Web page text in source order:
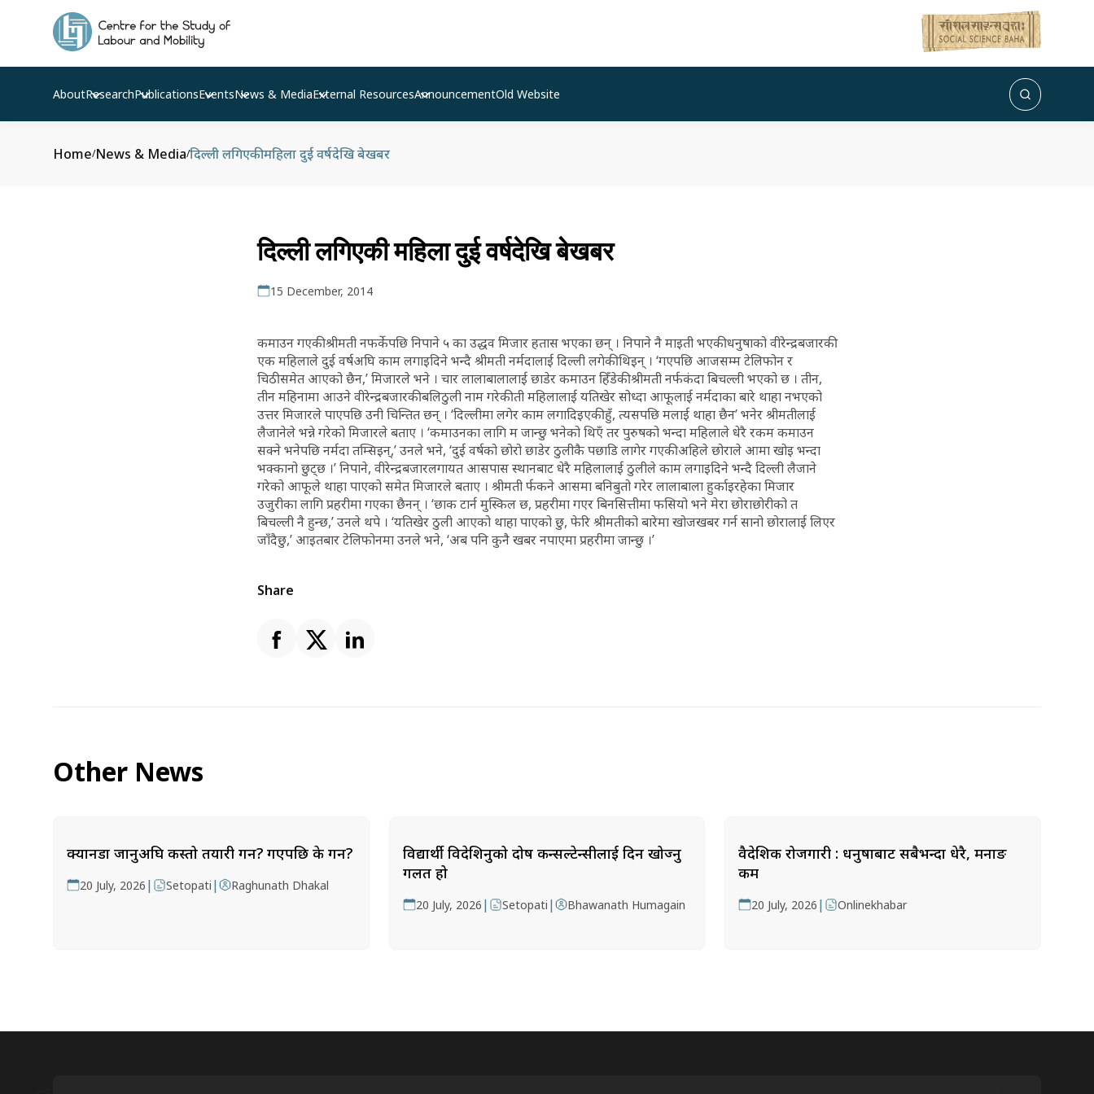
AboutResearchPublicationsEventsNews & MediaExternal ResourcesAnnouncementOld Website
Home/News & Media/दिल्ली लगिएकी महिला दुई वर्षदेखि बेखबर
दिल्ली लगिएकी महिला दुई वर्षदेखि बेखबर
15 December, 2014
कमाउन गएकी श्रीमती नफर्केपछि निपाने ५ का उद्धव मिजार हतास भएका छन् । निपाने नै माइती भएकी धनुषाको वीरेन्द्रबजारकी
एक महिलाले दुई वर्षअघि काम लगाइदिने भन्दै श्रीमती नर्मदालाई दिल्ली लगेकी थिइन् । ‘गएपछि आजसम्म टेलिफोन र
चिठीसमेत आएको छैन,’ मिजारले भने । चार लालाबालालाई छाडेर कमाउन हिँडेकी श्रीमती नर्फकंदा बिचल्ली भएको छ । तीन,
तीन महिनामा आउने वीरेन्द्रबजारकी बलिठुली नाम गरेकी ती महिलालाई यतिखेर सोध्दा आफूलाई नर्मदाका बारे थाहा नभएको
उत्तर मिजारले पाएपछि उनी चिन्तित छन् । ‘दिल्लीमा लगेर काम लगादिइएकी हुँ, त्यसपछि मलाई थाहा छैन’ भनेर श्रीमतीलाई
लैजानेले भन्ने गरेको मिजारले बताए । ‘कमाउनका लागि म जान्छु भनेको थिएँ तर पुरुषको भन्दा महिलाले धेरै रकम कमाउन
सक्ने भनेपछि नर्मदा तम्सिइन्,’ उनले भने, ‘दुई वर्षको छोरो छाडेर ठुलीकै पछाडि लागेर गएकी अहिले छोराले आमा खोइ भन्दा
भक्कानो छुट्छ ।’ निपाने, वीरेन्द्रबजारलगायत आसपास स्थानबाट धेरै महिलालाई ठुलीले काम लगाइदिने भन्दै दिल्ली लैजाने
गरेको आफूले थाहा पाएको समेत मिजारले बताए । श्रीमती र्फकने आसमा बनिबुतो गरेर लालाबाला हुर्काइरहेका मिजार
उजुरीका लागि प्रहरीमा गएका छैनन् । ‘छाक टार्न मुस्किल छ, प्रहरीमा गएर बिनसित्तीमा फसियो भने मेरा छोराछोरीको त
बिचल्ली नै हुन्छ,’ उनले थपे । ‘यतिखेर ठुली आएको थाहा पाएको छु, फेरि श्रीमतीको बारेमा खोजखबर गर्न सानो छोरालाई लिएर
जाँदैछु,’ आइतबार टेलिफोनमा उनले भने, ‘अब पनि कुनै खबर नपाएमा प्रहरीमा जान्छु ।’
Share
Other News
क्यानडा जानुअघि कस्तो तयारी गर्ने? गएपछि के गर्ने?
20 July, 2026 | Setopati | Raghunath Dhakal
विद्यार्थी विदेशिनुको दोष कन्सल्टेन्सीलाई दिन खोज्नु
गलत हो
20 July, 2026 | Setopati | Bhawanath Humagain
वैदेशिक रोजगारी : धनुषाबाट सबैभन्दा धेरै, मनाङ
कम
20 July, 2026 | Onlinekhabar